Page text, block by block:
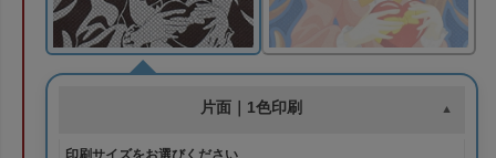
片面｜1色印刷
印刷サイズをお選びください